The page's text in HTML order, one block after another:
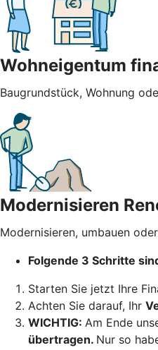
Wohneigentum
Baugrundstück, Wohnung
Modernisieren
Modernisieren, umbauen
Folgende 3 Schritte
Starten Sie jetzt Ihre
Achten Sie darauf, Ihr
WICHTIG: Am Ende
übertragen. Nur so